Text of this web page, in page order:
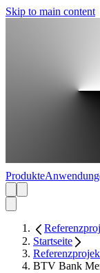
Skip to main content
Produkte
Startseite
BTV Bank